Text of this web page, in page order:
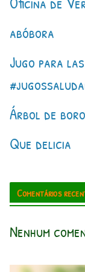
abóbora
Jugo para
Árbol de
Que delicia
Comentários
Nenhum